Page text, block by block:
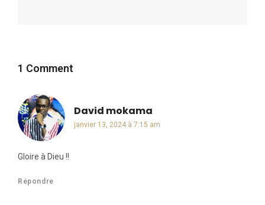
1 Comment
David mokama
janvier 13, 2024 à 7:15 am
Gloire à Dieu !!
Répondre